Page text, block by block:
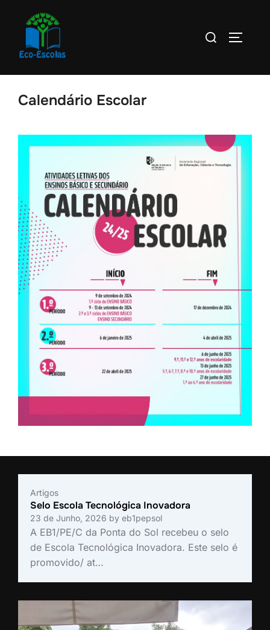
Calendário Escolar
Artigos
Selo Escola Tecnológica Inovadora
23 de Junho, 2026 by eb1pepsol
A EB1/PE/C da Ponta do Sol recebeu o selo
de Escola Tecnológica Inovadora. Este selo é
promovido/ at…